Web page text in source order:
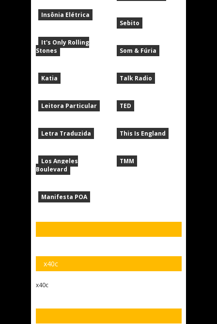
Insônia Elétrica
It's Only Rolling
Stones
Katia
Leitora Particular
Letra Traduzida
Los Angeles
Boulevard
Manifesta POA
Sebito
Som & Fúria
Talk Radio
TED
This Is England
TMM
x40c
x40c